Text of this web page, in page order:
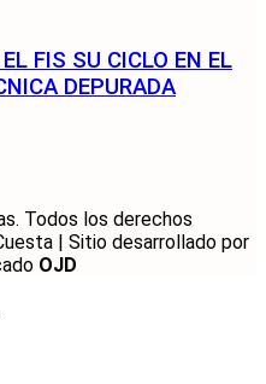
FIS SU CICLO EN EL
DEPURADA
Todos los derechos
| Sitio desarrollado por
OJD